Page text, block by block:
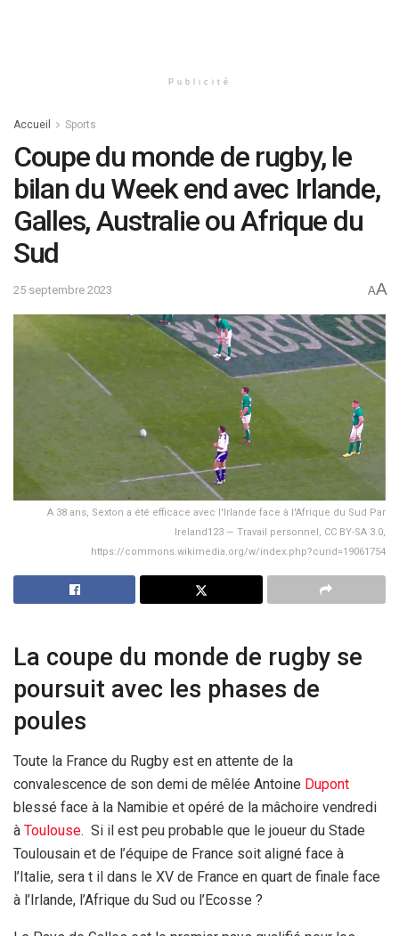
Publicité
Accueil Sports
Coupe du monde de rugby, le
bilan du Week end avec Irlande,
Galles, Australie ou Afrique du
Sud
25 septembre 2023 AA
A 38 ans, Sexton a été efficace avec l'Irlande face à l'Afrique du Sud Par
Ireland123 — Travail personnel, CC BY-SA 3.0,
https://commons.wikimedia.org/w/index.php?curid=19061754
La coupe du monde de rugby se
poursuit avec les phases de
poules
Toute la France du Rugby est en attente de la
convalescence de son demi de mêlée Antoine Dupont
blessé face à la Namibie et opéré de la mâchoire vendredi
à Toulouse. Si il est peu probable que le joueur du Stade
Toulousain et de l’équipe de France soit aligné face à
l’Italie, sera t il dans le XV de France en quart de finale face
à l’Irlande, l’Afrique du Sud ou l’Ecosse ?